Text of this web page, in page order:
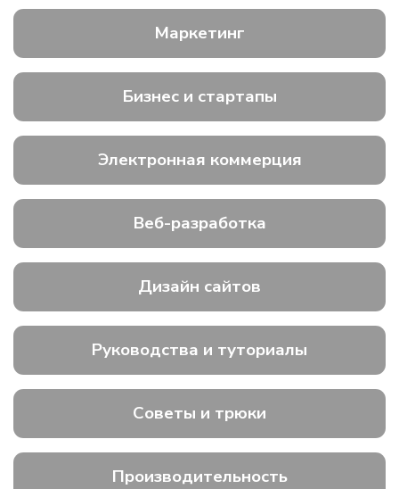
Маркетинг
Бизнес и стартапы
Электронная коммерция
Веб-разработка
Дизайн сайтов
Руководства и туториалы
Советы и трюки
Производительность